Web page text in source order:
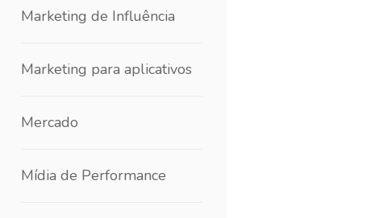
Marketing de Influência
Marketing para aplicativos
Mercado
Mídia de Performance